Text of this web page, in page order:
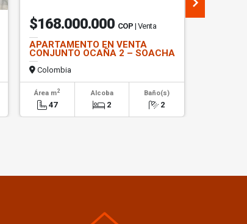
$168.000.000 COP | Venta
APARTAMENTO EN VENTA
CONJUNTO OCAÑA 2 – SOACHA
Colombia
Área m2
47
Alcoba
2
Baño(s)
2